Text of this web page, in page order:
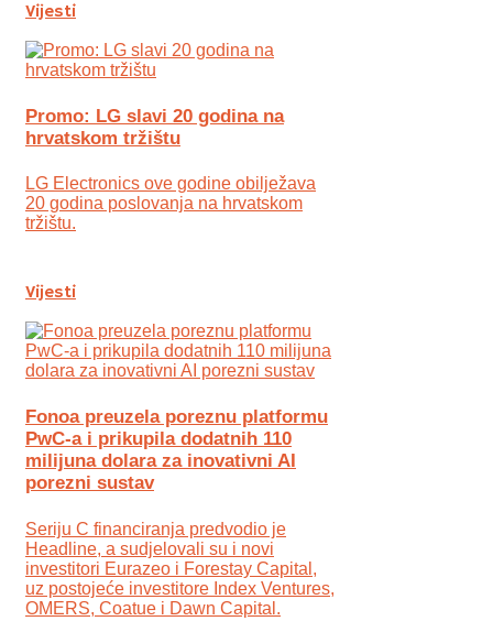
Vijesti
Promo: LG slavi 20 godina na
hrvatskom tržištu
LG Electronics ove godine obilježava
20 godina poslovanja na hrvatskom
tržištu.
Vijesti
Fonoa preuzela poreznu platformu
PwC-a i prikupila dodatnih 110
milijuna dolara za inovativni AI
porezni sustav
Seriju C financiranja predvodio je
Headline, a sudjelovali su i novi
investitori Eurazeo i Forestay Capital,
uz postojeće investitore Index Ventures,
OMERS, Coatue i Dawn Capital.